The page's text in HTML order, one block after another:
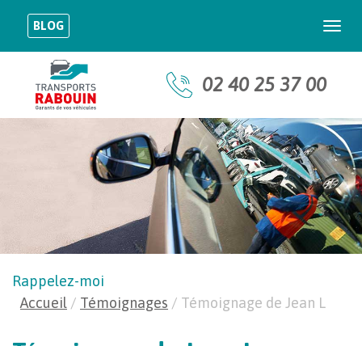
BLOG
02 40 25 37 00
Accueil / Témoignages / Témoignage de Jean L
Rappelez-moi